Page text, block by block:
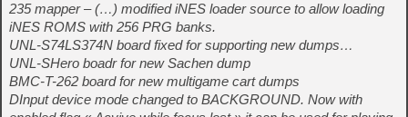
235 mapper – (…) modified iNES loader source to allow loading
iNES ROMS with 256 PRG banks.
UNL-S74LS374N board fixed for supporting new dumps…
UNL-SHero boadr for new Sachen dump
BMC-T-262 board for new multigame cart dumps
DInput device mode changed to BACKGROUND. Now with